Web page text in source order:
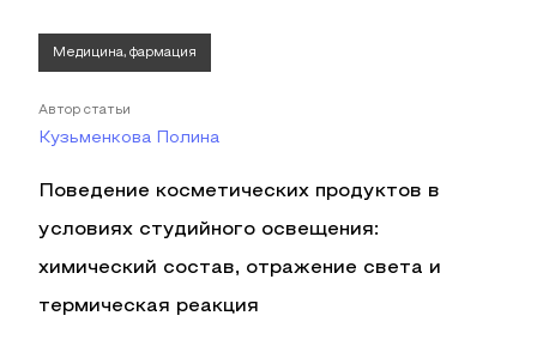
Медицина, фармация
Автор статьи
Кузьменкова Полина
Поведение косметических продуктов в
условиях студийного освещения:
химический состав, отражение света и
термическая реакция